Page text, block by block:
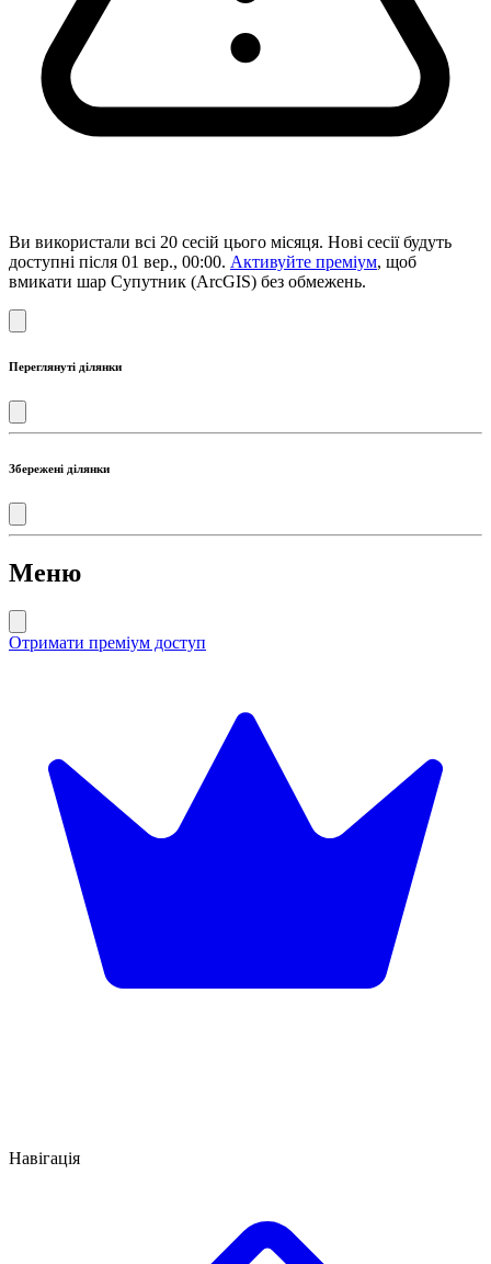
Ви використали всі 20 сесій цього місяця. Нові сесії будуть
доступні після 01 вер., 00:00. Активуйте преміум, щоб
вмикати шар Супутник (ArcGIS) без обмежень.
Переглянуті ділянки
Збережені ділянки
Меню
Отримати преміум доступ
Навігація